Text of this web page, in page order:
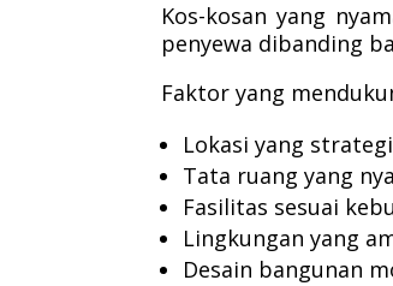
Kos-kosan yang
penyewa dibanding
Faktor yang
Lokasi yang
Tata ruang yang
Fasilitas sesuai
Lingkungan yang
Desain bangunan